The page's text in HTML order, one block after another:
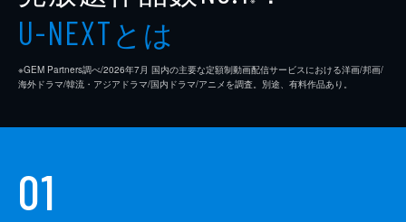
U-NEXTとは
※GEM Partners調べ/2026年7⽉ 国内の主要な定額制動画配信サービスにおける洋画/邦画/
海外ドラマ/韓流・アジアドラマ/国内ドラマ/アニメを調査。別途、有料作品あり。
01